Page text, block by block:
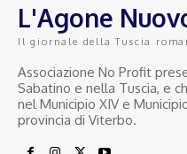
L'Agone
Il giornale della Tuscia
Associazione No Profit
Sabatino e nella Tuscia, e
nel Municipio XIV e
provincia di Viterbo.